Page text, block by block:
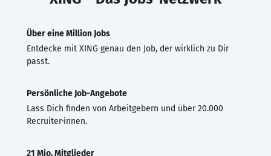
Über eine Million Jobs
Entdecke mit XING genau den Job, der wirklich zu Dir
passt.
Persönliche Job-Angebote
Lass Dich finden von Arbeitgebern und über 20.000
Recruiter·innen.
21 Mio. Mitglieder